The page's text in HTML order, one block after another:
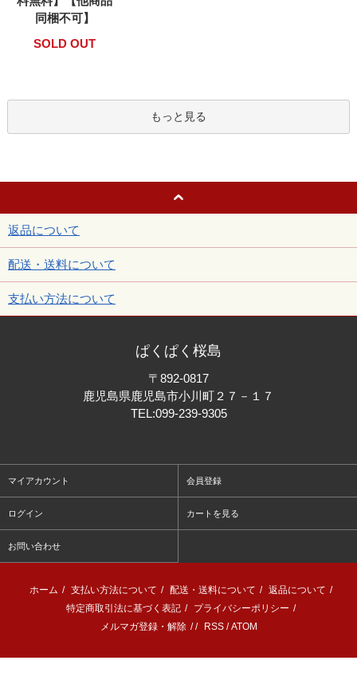
同梱不可】
SOLD OUT
もっと見る
返品について
配送・送料について
支払い方法について
ぱくぱく桜島
〒892-0817
鹿児島県鹿児島市小川町２７－１７
TEL:099-239-9305
マイアカウント 会員登録
ログイン カートを見る
お問い合わせ
ホーム / 支払い方法について / 配送・送料について / 返品について /
特定商取引法に基づく表記 / プライバシーポリシー /
メルマガ登録・解除 / / RSS/ATOM